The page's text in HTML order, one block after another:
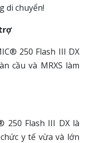
di chuyển!
250 Flash III DX
cầu và MRXS làm
250 Flash III DX là
y tế vừa và lớn